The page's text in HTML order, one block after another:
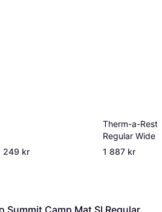
249 kr
Therm-a-Rest
Regular Wide
1 887 kr
Summit Camp Mat SI Regular